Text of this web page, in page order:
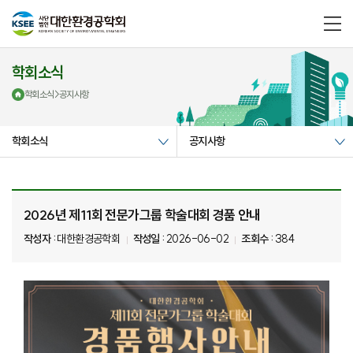
메
뉴
학회소식
학회소식>공지사항
학회소식 공지사항
2026년 제11회 전문가그룹 학술대회 경품 안내
작성자 :대한환경공학회 작성일 : 2026-06-02 조회수 : 384